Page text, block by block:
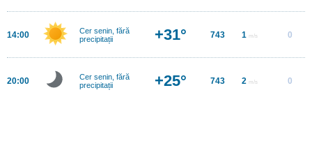
14:00
Cer senin, fără
precipitații
+31° 743 1 m/s 0
20:00
Cer senin, fără
precipitații
+25° 743 2 m/s 0